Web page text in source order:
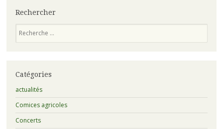
Rechercher
Catégories
actualités
Comices agricoles
Concerts